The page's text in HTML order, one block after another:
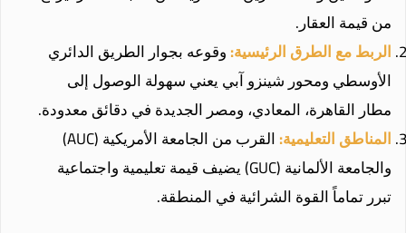
من قيمة العقار.
الربط مع الطرق الرئيسية:وقوعه بجوار الطريق الدائري
الأوسطي ومحور شينزو آبي يعني سهولة الوصول إلى
مطار القاهرة، المعادي، ومصر الجديدة في دقائق معدودة.
المناطق التعليمية:
القرب من الجامعة الأمريكية (AUC)
والجامعة الألمانية (GUC) يضيف قيمة تعليمية واجتماعية
تبرر تماماً القوة الشرائية في المنطقة.